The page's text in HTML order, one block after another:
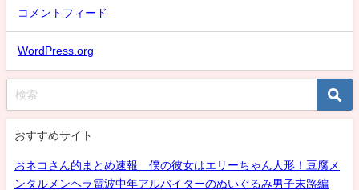
コメントフィード
WordPress.org
おすすめサイト
おネコさん的まとめ速報 僕の彼女はエリーちゃん人形！豆腐メ
ンタルメンヘラ電波中年アルバイターのぬいぐるみ男子末路編